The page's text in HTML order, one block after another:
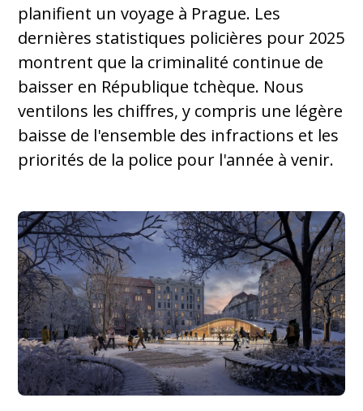
planifient un voyage à Prague. Les
dernières statistiques policières pour 2025
montrent que la criminalité continue de
baisser en République tchèque. Nous
ventilons les chiffres, y compris une légère
baisse de l'ensemble des infractions et les
priorités de la police pour l'année à venir.